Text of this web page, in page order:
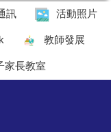
訊 活動照片
教師發展
家長教室